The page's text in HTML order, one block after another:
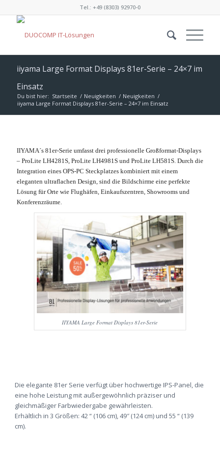
Tel.: +49 (8303) 92970-0
iiyama Large Format Displays 81er-Serie – 24×7 im
Einsatz
Du bist hier: Startseite / Neuigkeiten / Neuigkeiten /
iiyama Large Format Displays 81er-Serie – 24×7 im Einsatz
IIYAMA´s 81er-Serie umfasst drei professionelle Großformat-Displays
– ProLite LH4281S, ProLite LH4981S und ProLite LH581S. Durch die
Integration eines OPS-PC Steckplatzes kombiniert mit einem
eleganten ultraflachen Design, sind die Bildschirme eine perfekte
Lösung für Orte wie Flughäfen, Einkaufszentren, Showrooms und
Konferenzräume.
IIYAMA Large Format Displays 81er-Serie
Die elegante 81er Serie verfügt über hochwertige IPS-Panel, die
eine hohe Leistung mit außergewöhnlich präziser und
gleichmäßiger Farbwiedergabe gewährleisten.
Erhältlich in 3 Größen: 42 “ (106 cm), 49″ (124 cm) und 55 “ (139
cm).